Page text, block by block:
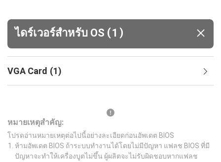
ไดร์เวอร์สำหรับ OS (1 )
VGA Card (1)
หมายเหตุสำคัญ:
โปรดอ่านหมายเหตุต่อไปนี้อย่างละเอียดก่อนอัพเดต BIOS
ห้ามอัพเดต BIOS ถ้าระบบทำงานได้โดยไม่มีปัญหา แฟลช BIOS ที่มี
ปัญหาจะทำให้เครื่องบูตไม่ขึ้น ผู้ผลิตจะไม่รับผิดชอบหากแฟลช